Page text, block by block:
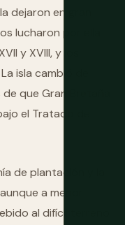
dejaron en gran
lucharon por ella
y XVIII, y los
isla cambió de
que Gran Bretaña
el Tratado de
de plantación y la
a menor
al difícil terreno